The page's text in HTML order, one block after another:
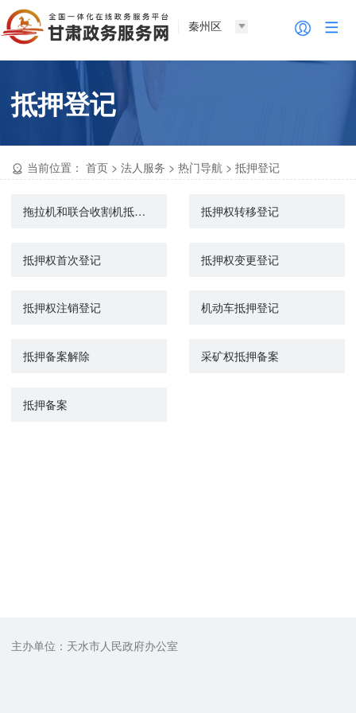
秦州区
抵押登记
当前位置：首页 >法人服务 >热门导航 >抵押登记
拖拉机和联合收割机抵押登记 抵押权转移登记
抵押权首次登记 抵押权变更登记
抵押权注销登记 机动车抵押登记
抵押备案解除 采矿权抵押备案
抵押备案
主办单位：天水市人民政府办公室